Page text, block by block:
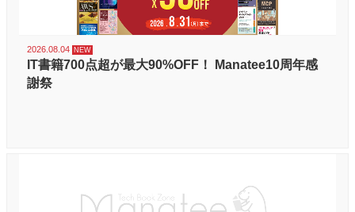
2026.08.04
IT書籍700点超が最大90%OFF！ Manatee10周年感
謝祭